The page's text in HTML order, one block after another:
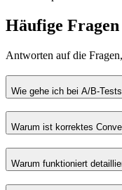
Häufige Fragen
Antworten auf die
Wie gehe ich bei A/B-
Warum ist korrektes
Warum funktioniert